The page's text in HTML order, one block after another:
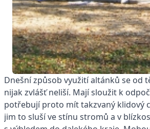
Dnešní způsob využití altánků se od
nijak zvlášť neliší. Mají sloužit k
potřebují proto mít takzvaný klidový
jim to sluší ve stínu stromů a v